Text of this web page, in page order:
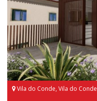
Vila do Conde, Vila do Conde